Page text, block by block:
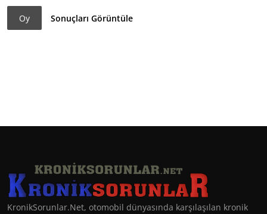
Oy Sonuçları Görüntüle
KronikSorunlar.Net, otomobil dünyasında karşılaşılan kronik